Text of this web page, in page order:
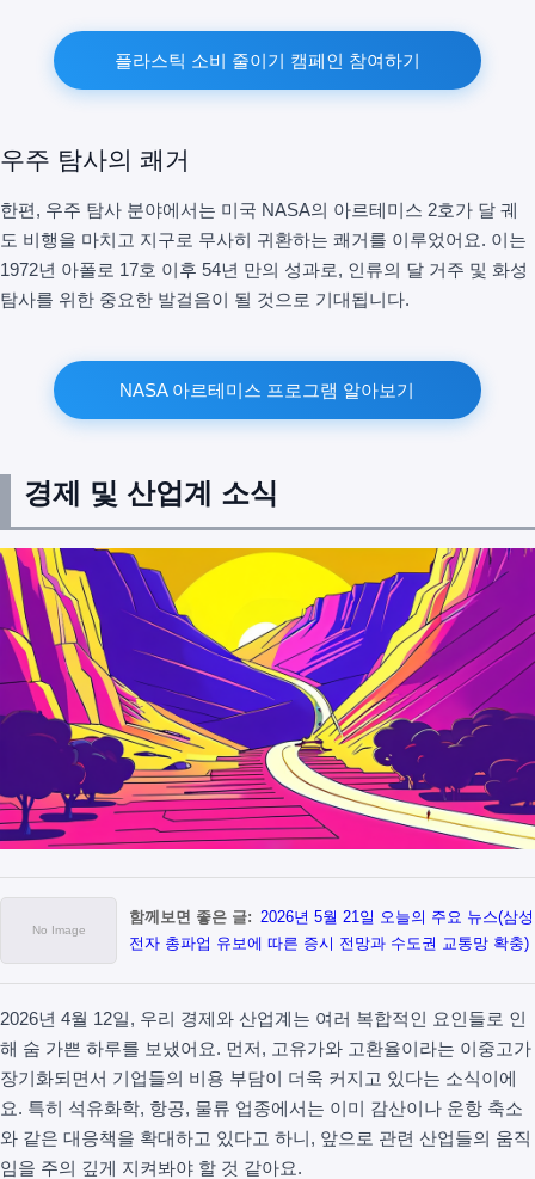
플라스틱 소비 줄이기 캠페인 참여하기
우주 탐사의 쾌거
한편, 우주 탐사 분야에서는 미국 NASA의 아르테미스 2호가 달 궤
도 비행을 마치고 지구로 무사히 귀환하는 쾌거를 이루었어요. 이는
1972년 아폴로 17호 이후 54년 만의 성과로, 인류의 달 거주 및 화성
탐사를 위한 중요한 발걸음이 될 것으로 기대됩니다.
NASA 아르테미스 프로그램 알아보기
경제 및 산업계 소식
함께보면 좋은 글: 2026년 5월 21일 오늘의 주요 뉴스(삼성
전자 총파업 유보에 따른 증시 전망과 수도권 교통망 확충)
2026년 4월 12일, 우리 경제와 산업계는 여러 복합적인 요인들로 인
해 숨 가쁜 하루를 보냈어요. 먼저, 고유가와 고환율이라는 이중고가
장기화되면서 기업들의 비용 부담이 더욱 커지고 있다는 소식이에
요. 특히 석유화학, 항공, 물류 업종에서는 이미 감산이나 운항 축소
와 같은 대응책을 확대하고 있다고 하니, 앞으로 관련 산업들의 움직
임을 주의 깊게 지켜봐야 할 것 같아요.